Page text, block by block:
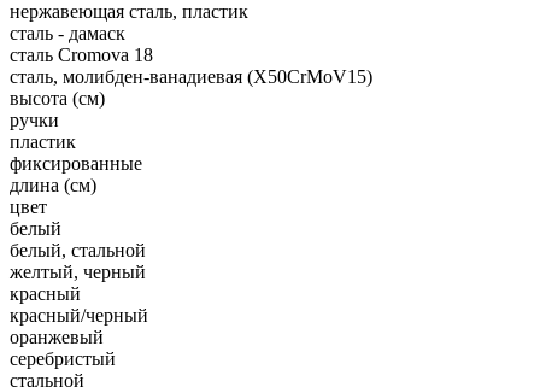
нержавеющая сталь, пластик
сталь - дамаск
сталь Cromova 18
сталь, молибден-ванадиевая (X50CrMoV15)
высота (см)
ручки
пластик
фиксированные
длина (см)
цвет
белый
белый, стальной
желтый, черный
красный
красный/черный
оранжевый
серебристый
стальной